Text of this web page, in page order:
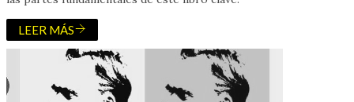
LEER MÁS